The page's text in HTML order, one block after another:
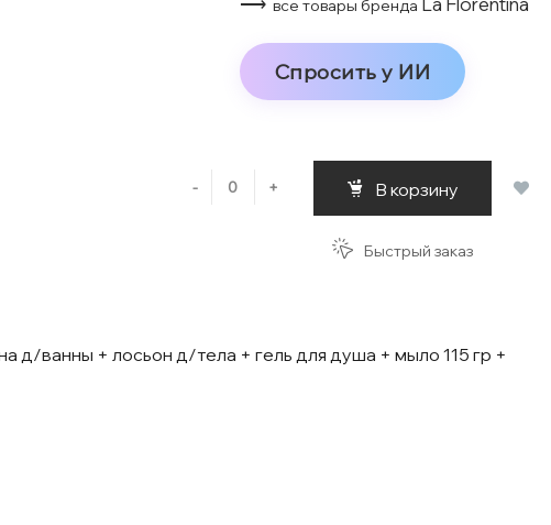
все товары бренда
Спросить у ИИ
- + В корзину
Быстрый заказ
д/ванны + лосьон д/тела + гель для душа + мыло 115 гр +